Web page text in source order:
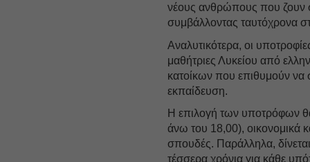
νέους ανθρώπους που ζουν
συμβάλλοντας ταυτόχρονα
Αναλυτικότερα, οι
μαθήτριες Λυκείου από
κατοίκων που επιθυμούν να
εκπαίδευση.
Η επιλογή των υποτρόφων
άνω του 18,00), οικονομικά
σπουδές. Παράλληλα,
τέσσερα χρόνια για κάθε